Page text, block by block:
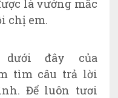
là vướng mắc
chị em.
đây của
tìm câu trả lời
Để luôn tươi